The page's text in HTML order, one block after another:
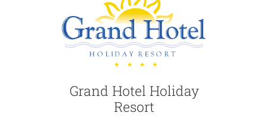
Grand Hotel Holiday
Resort